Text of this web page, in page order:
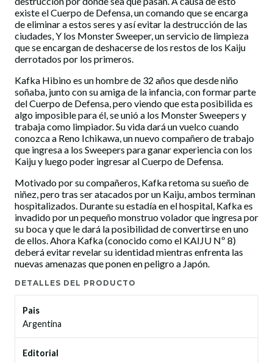
existe el Cuerpo de Defensa, un comando que se encarga
de eliminar a estos seres y así evitar la destrucción de las
ciudades, Y los Monster Sweeper, un servicio de limpieza
que se encargan de deshacerse de los restos de los Kaiju
derrotados por los primeros.
Kafka Hibino es un hombre de 32 años que desde niño
soñaba, junto con su amiga de la infancia, con formar parte
del Cuerpo de Defensa, pero viendo que esta posibilida es
algo imposible para él, se unió a los Monster Sweepers y
trabaja como limpiador. Su vida dará un vuelco cuando
conozca a Reno Ichikawa, un nuevo compañero de trabajo
que ingresa a los Sweepers para ganar experiencia con los
Kaiju y luego poder ingresar al Cuerpo de Defensa.
Motivado por su compañeros, Kafka retoma su sueño de
niñez, pero tras ser atacados por un Kaiju, ambos terminan
hospitalizados. Durante su estadía en el hospital, Kafka es
invadido por un pequeño monstruo volador que ingresa por
su boca y que le dará la posibilidad de convertirse en uno
de ellos. Ahora Kafka (conocido como el KAIJU Nº 8)
deberá evitar revelar su identidad mientras enfrenta las
nuevas amenazas que ponen en peligro a Japón.
DETALLES DEL PRODUCTO
Pais
Argentina
Editorial